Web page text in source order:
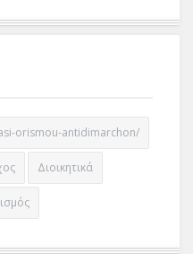
orismou-antidimarchon/
Διοικητικά